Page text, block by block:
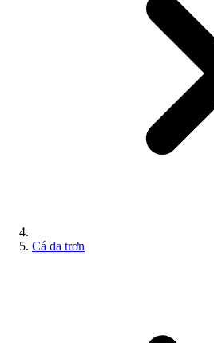
Cá da trơn